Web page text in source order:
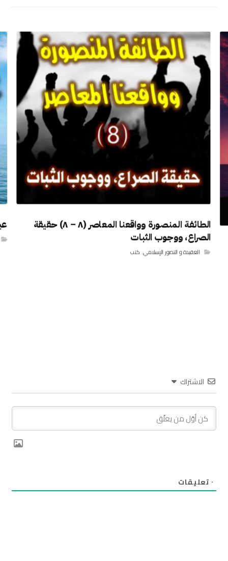
الطائفة المنصورة وواقعنا المعاصر (٨ – ٨) حقيقة
الصراع، ووجوب الثبات
العقيدة و التصور الإسلامي,كتب
الاشتراك
٠ تعليقات